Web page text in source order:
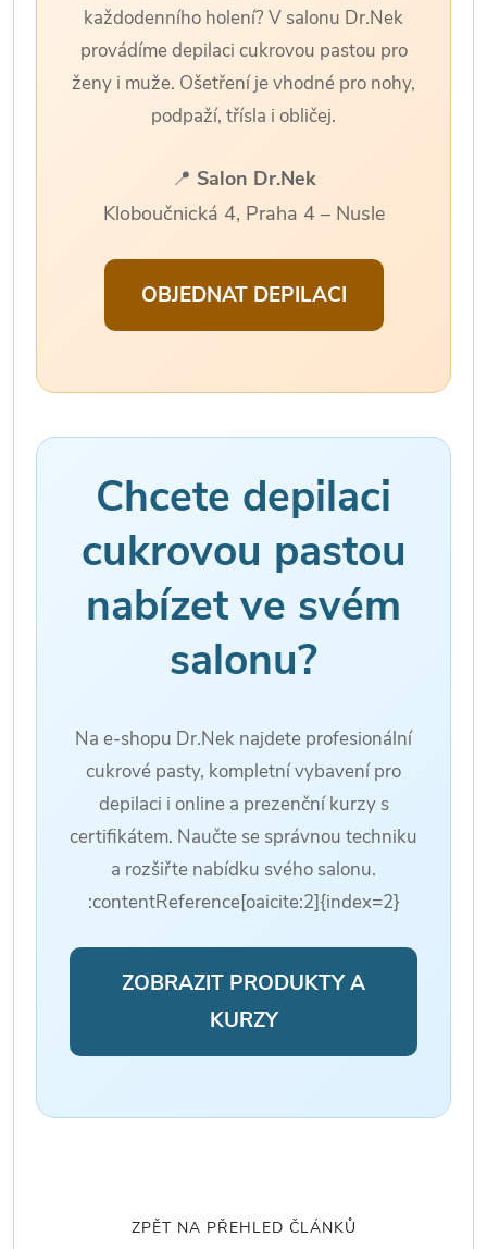
každodenního holení? V salonu Dr.Nek
provádíme depilaci cukrovou pastou pro
ženy i muže. Ošetření je vhodné pro nohy,
podpaží, třísla i obličej.
📍 Salon Dr.Nek
Kloboučnická 4, Praha 4 – Nusle
OBJEDNAT DEPILACI
Chcete depilaci
cukrovou pastou
nabízet ve svém
salonu?
Na e-shopu Dr.Nek najdete profesionální
cukrové pasty, kompletní vybavení pro
depilaci i online a prezenční kurzy s
certifikátem. Naučte se správnou techniku
a rozšiřte nabídku svého salonu.
:contentReference[oaicite:2]{index=2}
ZOBRAZIT PRODUKTY A
KURZY
ZPĚT NA PŘEHLED ČLÁNKŮ